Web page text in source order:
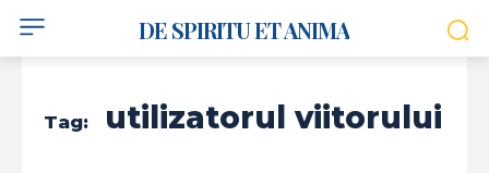
DE SPIRITU ET ANIMA
Tag: utilizatorul viitorului